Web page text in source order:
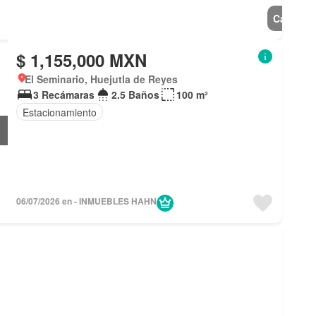
Casa
$ 1,155,000 MXN
El Seminario, Huejutla de Reyes
3 Recámaras
2.5 Baños
100 m²
Estacionamiento
06/07/2026 en - INMUEBLES HAHN